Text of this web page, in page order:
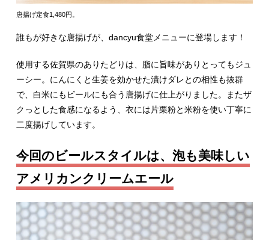
唐揚げ定食1,480円。
誰もが好きな唐揚げが、dancyu食堂メニューに登場します！
使用する佐賀県のありたどりは、脂に旨味がありとってもジュ
ーシー。にんにくと生姜を効かせた漬けダレとの相性も抜群
で、白米にもビールにも合う唐揚げに仕上がりました。またザ
クっとした食感になるよう、衣には片栗粉と米粉を使い丁寧に
二度揚げしています。
今回のビールスタイルは、泡も美味しい
アメリカンクリームエール